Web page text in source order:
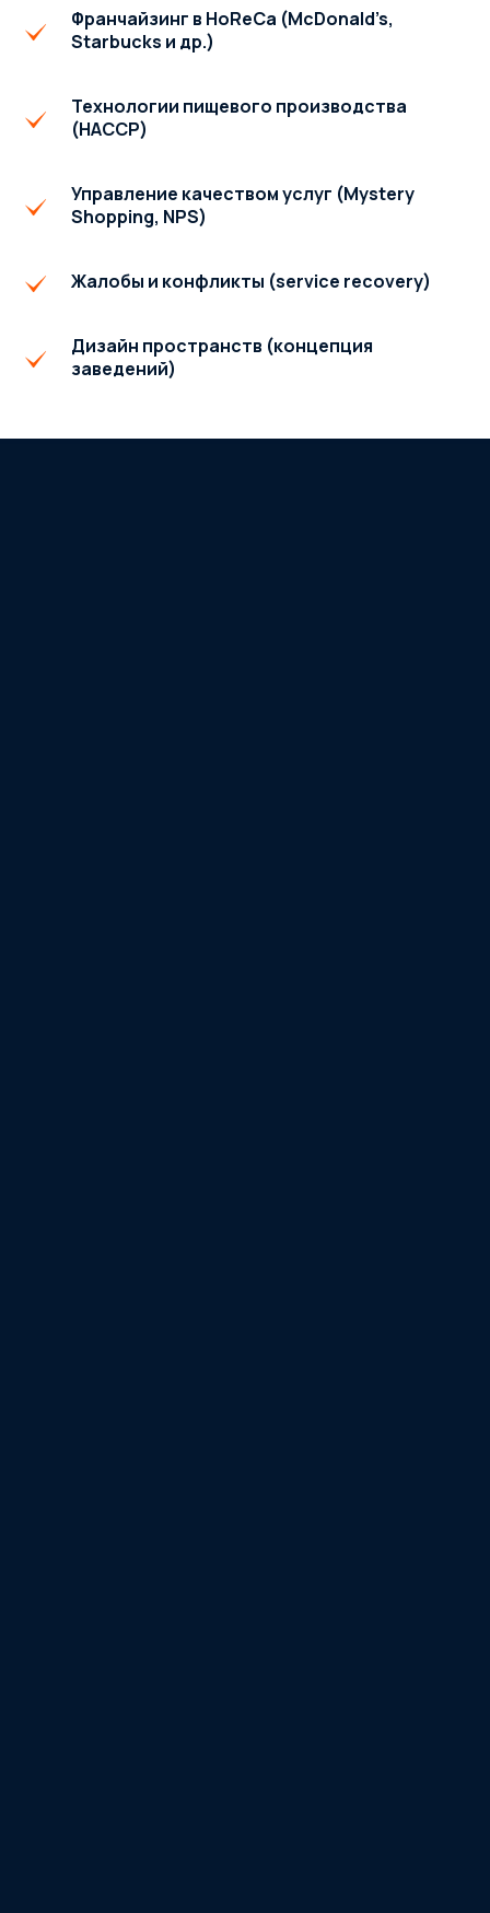
Франчайзинг в HoReCa (McDonald’s,
Starbucks и др.)
Технологии пищевого производства
(HACCP)
Управление качеством услуг (Mystery
Shopping, NPS)
Жалобы и конфликты (service recovery)
Дизайн пространств (концепция
заведений)